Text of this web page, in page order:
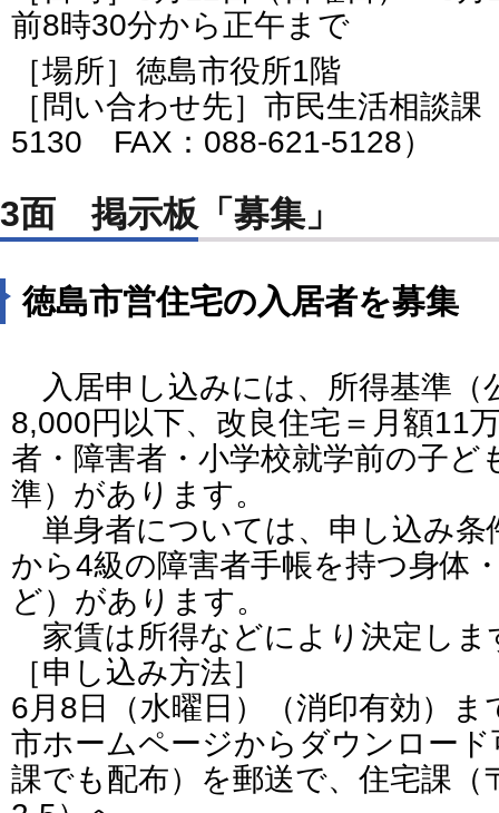
前8時30分から正午まで
［場所］徳島市役所1階
［問い合わせ先］市民生活相談
5130 FAX：088-621-5128）
3面 掲示板「募集」
徳島市営住宅の入居者を募集
入居申し込みには、所得基準（
8,000円以下、改良住宅＝月額11
者・障害者・小学校就学前の子ど
準）があります。
単身者については、申し込み条
から4級の障害者手帳を持つ身体
ど）があります。
家賃は所得などにより決定しま
［申し込み方法］
6月8日（水曜日）（消印有効）
市ホームページからダウンロー
課でも配布）を郵送で、住宅課（